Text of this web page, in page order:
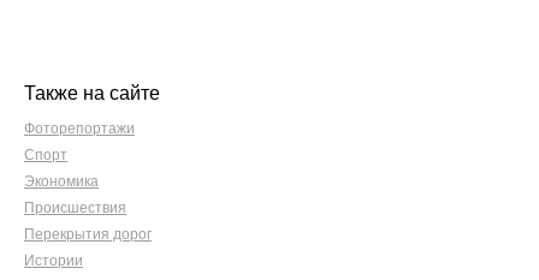
Также на сайте
Фоторепортажи
Спорт
Экономика
Происшествия
Перекрытия дорог
Истории